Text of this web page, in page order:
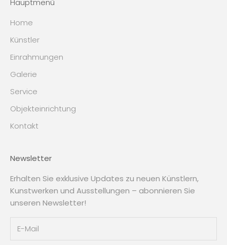
Home
Künstler
Einrahmungen
Galerie
Service
Objekteinrichtung
Kontakt
Newsletter
Erhalten Sie exklusive Updates zu neuen Künstlern,
Kunstwerken und Ausstellungen – abonnieren Sie
unseren Newsletter!